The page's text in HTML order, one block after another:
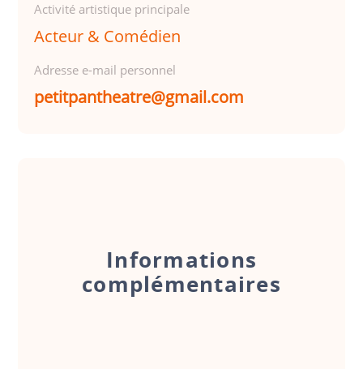
Activité artistique principale
Acteur & Comédien
Adresse e-mail personnel
petitpantheatre@gmail.com
Informations
complémentaires